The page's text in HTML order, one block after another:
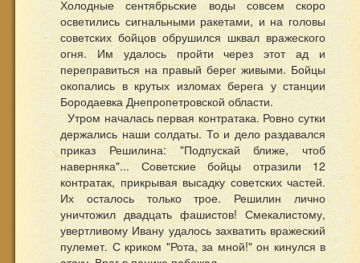
Холодные сентябрьские воды совсем скоро
осветились сигнальными ракетами, и на головы
советских бойцов обрушился шквал вражеского
огня. Им удалось пройти через этот ад и
переправиться на правый берег живыми. Бойцы
окопались в крутых изломах берега у станции
Бородаевка Днепропетровской области.
Утром началась первая контратака. Ровно сутки
держались наши солдаты. То и дело раздавался
приказ Решилина: "Подпускай ближе, чтоб
наверняка"... Советские бойцы отразили 12
контратак, прикрывая высадку советских частей.
Их осталось только трое. Решилин лично
уничтожил двадцать фашистов! Смекалистому,
увертливому Ивану удалось захватить вражеский
пулемет. С криком "Рота, за мной!" он кинулся в